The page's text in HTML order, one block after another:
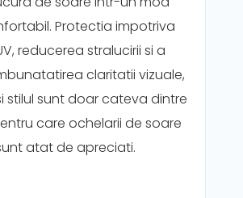
Protectia impotriva
reducerea stralucirii si a
claritatii vizuale,
stilul sunt doar cateva dintre
care ochelarii de soare
atat de apreciati.